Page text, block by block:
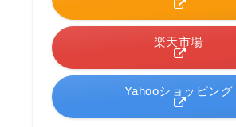
楽天市場
Yahooショッピング